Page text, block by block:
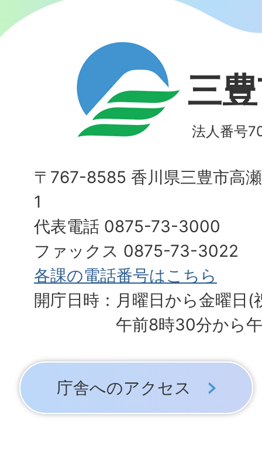
三
法人番号
〒767-8585 香川県三豊市高
1
代表電話 0875-73-3000
ファックス 0875-73-3022
各課の電話番号はこちら
開庁日時：月曜日から金曜日(
午前8時30分から
庁舎へのアクセス